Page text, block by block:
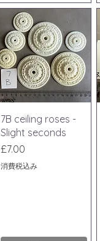
クイックビュー
7B ceiling roses -
Slight seconds
価格
£7.00
消費税込み